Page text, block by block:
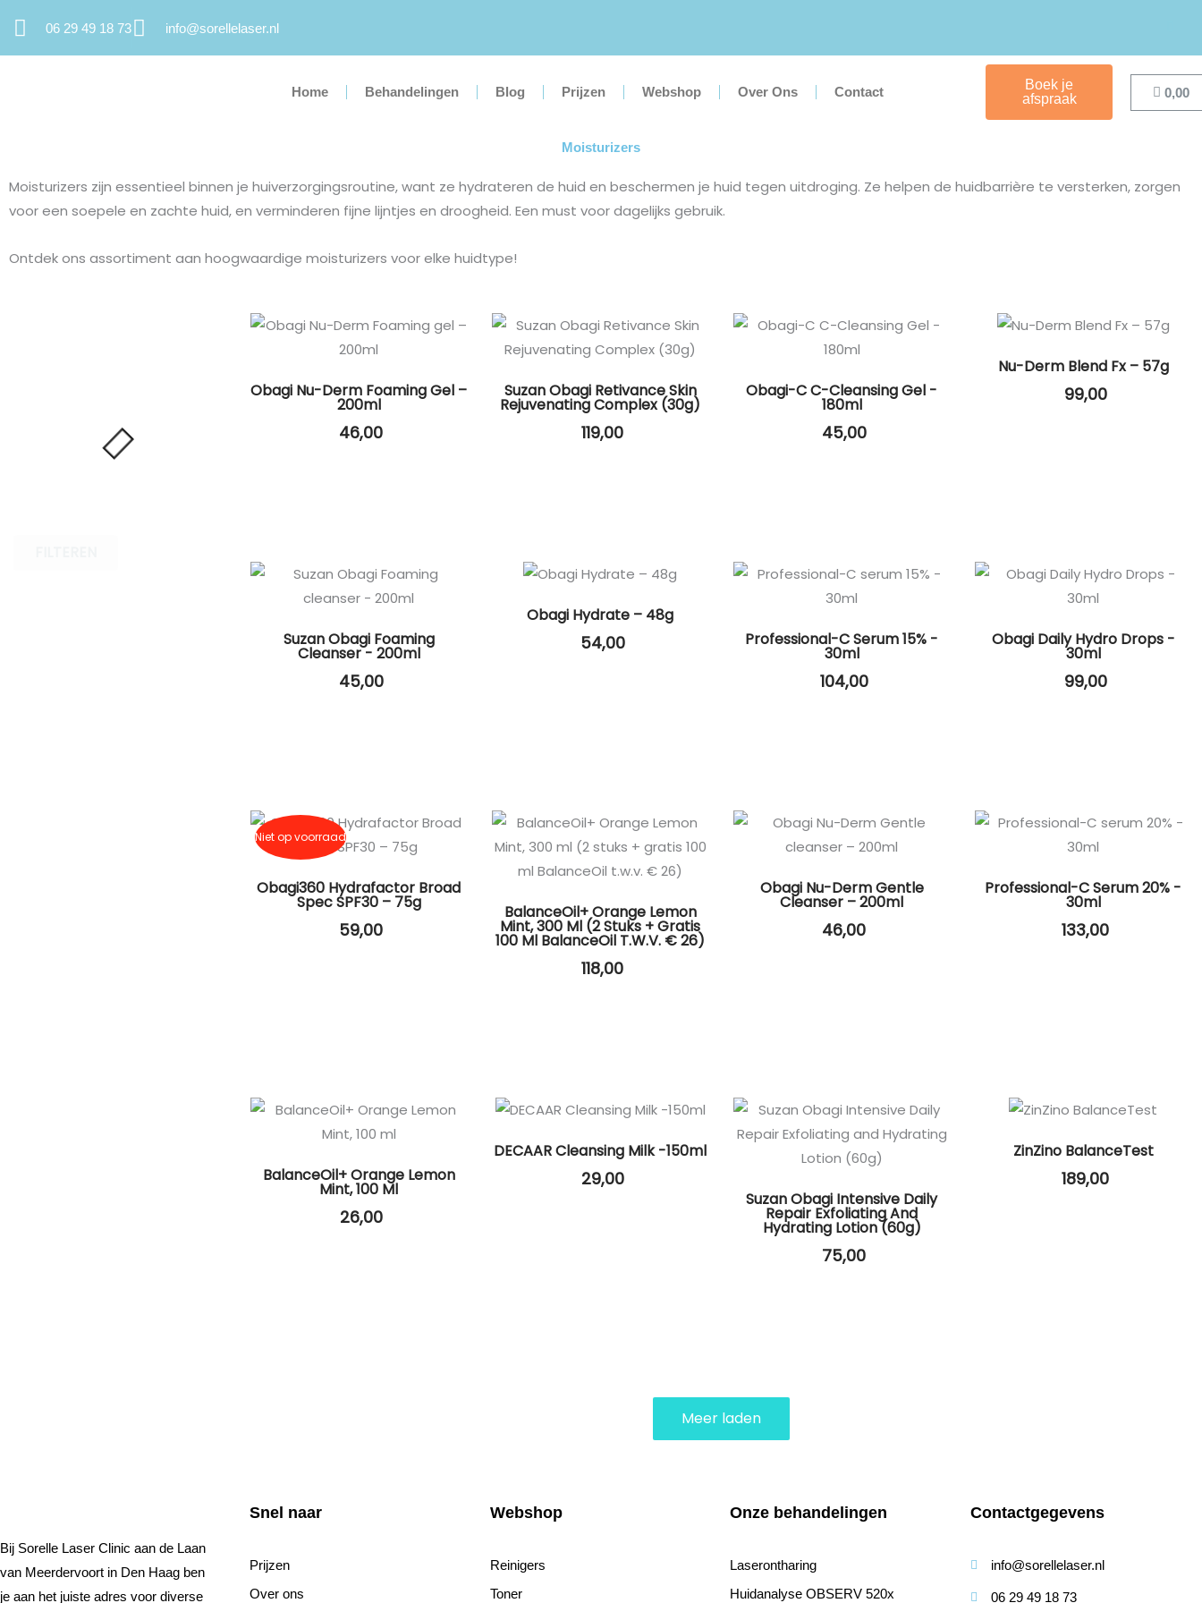
naar
de
06 29 49 18 73 info@sorellelaser.nl
Home Behandelingen Blog Prijzen Webshop Over Ons Contact
Boek je
afspraak
0,00
Cart
Moisturizers
Moisturizers zijn essentieel binnen je huiverzorgingsroutine, want ze hydrateren de huid en beschermen je huid tegen uitdroging. Ze helpen de huidbarrière te versterken, zorgen
voor een soepele en zachte huid, en verminderen fijne lijntjes en droogheid. Een must voor dagelijks gebruik.
Ontdek ons assortiment aan hoogwaardige moisturizers voor elke huidtype!
Obagi Nu-Derm Foaming Gel –
200ml
46,00
Suzan Obagi Retivance Skin
Rejuvenating Complex (30g)
119,00
Obagi-C C-Cleansing Gel -
180ml
45,00
Nu-Derm Blend Fx – 57g
99,00
Suzan Obagi Foaming
Cleanser - 200ml
45,00
Obagi Hydrate – 48g
54,00 Professional-C Serum 15% -
30ml
104,00
Obagi Daily Hydro Drops -
30ml
99,00
Obagi360 Hydrafactor Broad
Spec SPF30 – 75g
Niet op voorraad
59,00
BalanceOil+ Orange Lemon
Mint, 300 Ml (2 Stuks + Gratis
100 Ml BalanceOil T.w.v. € 26)
118,00
Obagi Nu-Derm Gentle
Cleanser – 200ml
46,00
Professional-C Serum 20% -
30ml
133,00
BalanceOil+ Orange Lemon
Mint, 100 Ml
26,00
DECAAR Cleansing Milk -150ml
29,00
Suzan Obagi Intensive Daily
Repair Exfoliating And
Hydrating Lotion (60g)
75,00
ZinZino BalanceTest
189,00
Meer laden
Bij Sorelle Laser Clinic aan de Laan
van Meerdervoort in Den Haag ben
je aan het juiste adres voor diverse
Snel naar
Prijzen
Over ons
Webshop
Reinigers
Toner
Onze behandelingen
Laserontharing
Huidanalyse OBSERV 520x
Contactgegevens
info@sorellelaser.nl
06 29 49 18 73